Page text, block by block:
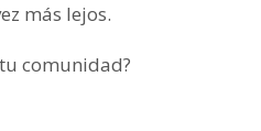
más lejos.
comunidad?